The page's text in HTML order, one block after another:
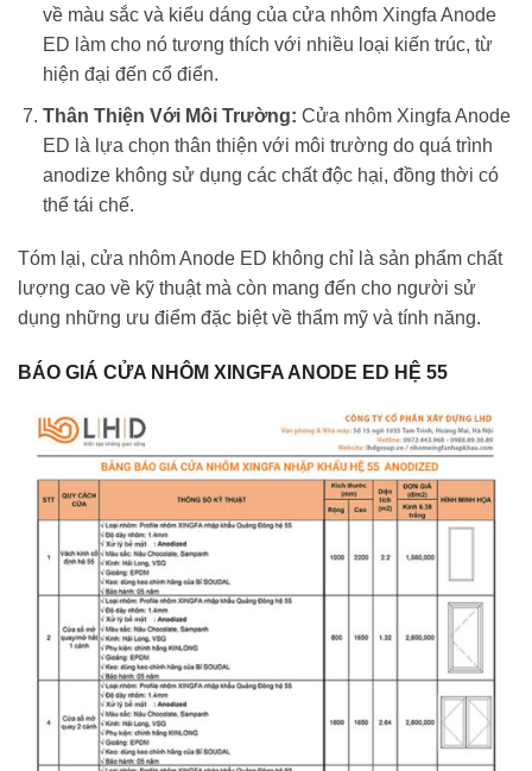
về màu sắc và kiểu dáng của cửa nhôm Xingfa Anode
ED làm cho nó tương thích với nhiều loại kiến trúc, từ
hiện đại đến cổ điển.
Thân Thiện Với Môi Trường: Cửa nhôm Xingfa Anode
ED là lựa chọn thân thiện với môi trường do quá trình
anodize không sử dụng các chất độc hại, đồng thời có
thể tái chế.
Tóm lại, cửa nhôm Anode ED không chỉ là sản phẩm chất
lượng cao về kỹ thuật mà còn mang đến cho người sử
dụng những ưu điểm đặc biệt về thẩm mỹ và tính năng.
BÁO GIÁ CỬA NHÔM XINGFA ANODE ED HỆ 55